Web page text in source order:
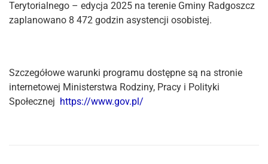
Terytorialnego – edycja 2025 na terenie Gminy Radgoszcz
zaplanowano 8 472 godzin asystencji osobistej.
Szczegółowe warunki programu dostępne są na stronie
internetowej Ministerstwa Rodziny, Pracy i Polityki
Społecznej https://www.gov.pl/